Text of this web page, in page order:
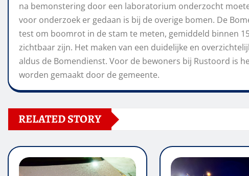
na bemonstering door een laboratorium onderzocht
voor onderzoek er gedaan is bij de overige bomen. De
test om boomrot in de stam te meten, gemiddeld binnen
zichtbaar zijn. Het maken van een duidelijke en
aldus de Bomendienst. Voor de bewoners bij Rustoord is
worden gemaakt door de gemeente.
RELATED STORY